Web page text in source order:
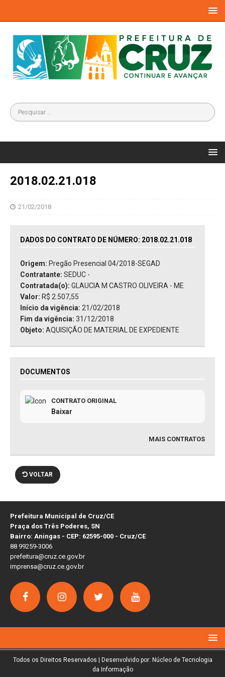
2018.02.21.018
21/02/2018
DADOS DO CONTRATO DE NÚMERO: 2018.02.21.018
Origem: Pregão Presencial 04/2018-SEGAD
Contratante: SEDUC -
Contratada(o): GLAUCIA M CASTRO OLIVEIRA - ME
Valor: R$ 2.507,55
Início da vigência: 21/02/2018
Fim da vigência: 31/12/2018
Objeto: AQUISIÇÃO DE MATERIAL DE EXPEDIENTE
DOCUMENTOS
CONTRATO ORIGINAL
Baixar
MAIS CONTRATOS
VOLTAR
Prefeitura Municipal de Cruz/CE
Praça dos Três Poderes, SN
Bairro: Aningas - CEP: 62595-000 - Cruz/CE
88 99259-3006
prefeitura@cruz.ce.gov.br
imprensa@cruz.ce.gov.br
Todos os Direitos Reservados | Desenvolvido por: Núcleo de Tecnologia
da Informação